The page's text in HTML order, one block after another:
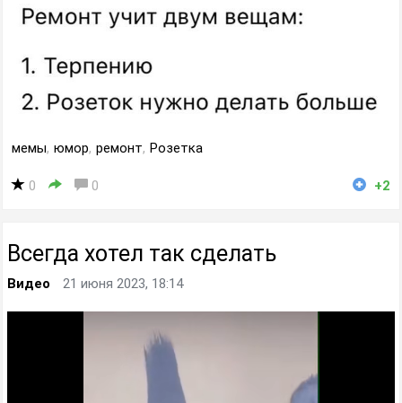
мемы, юмор, ремонт, Розетка
0 0 +2
Всегда хотел так сделать
Видео 21 июня 2023, 18:14